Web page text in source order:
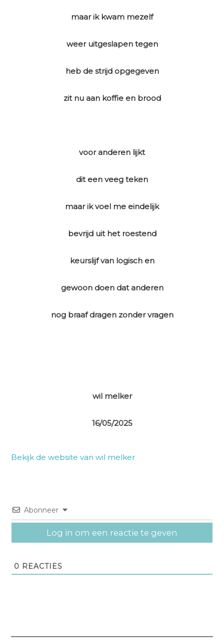
maar ik kwam mezelf
weer uitgeslapen tegen
heb de strijd opgegeven
zit nu aan koffie en brood
voor anderen lijkt
dit een veeg teken
maar ik voel me eindelijk
bevrijd uit het roestend
keurslijf van logisch en
gewoon doen dat anderen
nog braaf dragen zonder vragen
wil melker
16/05/2025
Bekijk de website van wil melker
Abonneer
Log in om een reactie te geven
0 REACTIES